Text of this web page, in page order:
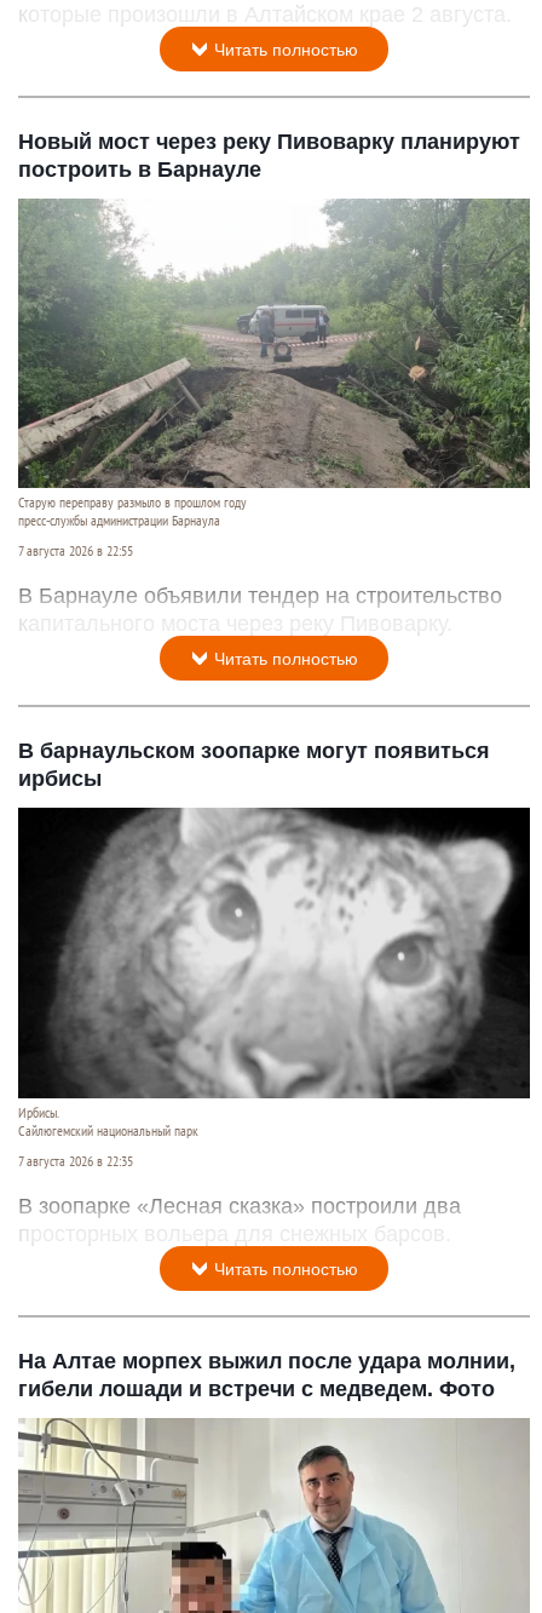
которые произошли в Алтайском крае 2 августа.
Читать полностью
Новый мост через реку Пивоварку планируют
построить в Барнауле
Старую переправу размыло в прошлом году
пресс-службы администрации Барнаула
7 августа 2026 в 22:55
В Барнауле объявили тендер на строительство
капитального моста через реку Пивоварку.
Читать полностью
В барнаульском зоопарке могут появиться
ирбисы
Ирбисы.
Сайлюгемский национальный парк
7 августа 2026 в 22:35
В зоопарке «Лесная сказка» построили два
просторных вольера для снежных барсов.
Читать полностью
На Алтае морпех выжил после удара молнии,
гибели лошади и встречи с медведем. Фото